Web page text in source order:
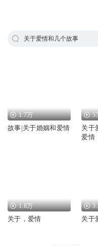
关于爱情和几个故事
1.7万
故事|关于婚姻和爱情
关于
爱情
1.8万
关于，爱情 关于